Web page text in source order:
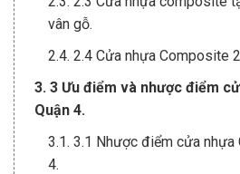
vân gỗ.
2.4. 2.4 Cửa nhựa Composite
3. 3 Ưu điểm và nhược điểm
Quận 4.
3.1. 3.1 Nhược điểm cửa
4.